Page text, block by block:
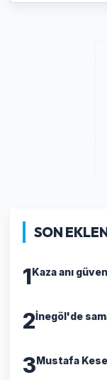
SON
1Kaza anı
2İnegöl'de
3Mustafa